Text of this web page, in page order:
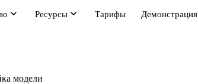
Ресурсы Тарифы Демонстрация
модели